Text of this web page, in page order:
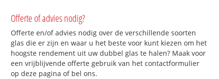
Offerte of advies nodig?
Offerte en/of advies nodig over de verschillende soorten
glas die er zijn en waar u het beste voor kunt kiezen om het
hoogste rendement uit uw dubbel glas te halen? Maak voor
een vrijblijvende offerte gebruik van het contactformulier
op deze pagina of bel ons.